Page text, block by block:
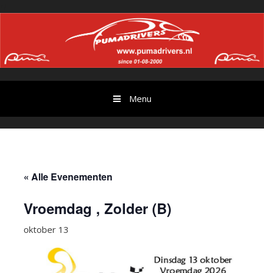
Menu
« Alle Evenementen
Vroemdag , Zolder (B)
oktober 13